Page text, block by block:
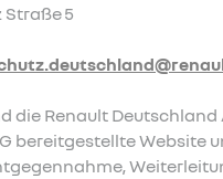
5
die Renault
bereitgestellte Website